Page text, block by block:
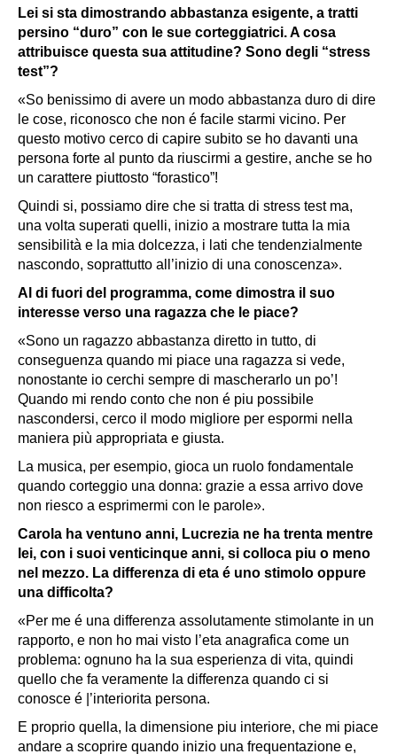
Lei si sta dimostrando abbastanza esigente, a tratti
persino “duro” con le sue corteggiatrici. A cosa
attribuisce questa sua attitudine? Sono degli “stress
test”?
«So benissimo di avere un modo abbastanza duro di dire
le cose, riconosco che non é facile starmi vicino. Per
questo motivo cerco di capire subito se ho davanti una
persona forte al punto da riuscirmi a gestire, anche se ho
un carattere piuttosto “forastico”!
Quindi si, possiamo dire che si tratta di stress test ma,
una volta superati quelli, inizio a mostrare tutta la mia
sensibilità e la mia dolcezza, i lati che tendenzialmente
nascondo, soprattutto all’inizio di una conoscenza».
Al di fuori del programma, come dimostra il suo
interesse verso una ragazza che le piace?
«Sono un ragazzo abbastanza diretto in tutto, di
conseguenza quando mi piace una ragazza si vede,
nonostante io cerchi sempre di mascherarlo un po’!
Quando mi rendo conto che non é piu possibile
nascondersi, cerco il modo migliore per espormi nella
maniera più appropriata e giusta.
La musica, per esempio, gioca un ruolo fondamentale
quando corteggio una donna: grazie a essa arrivo dove
non riesco a esprimermi con le parole».
Carola ha ventuno anni, Lucrezia ne ha trenta mentre
lei, con i suoi venticinque anni, si colloca piu o meno
nel mezzo. La differenza di eta é uno stimolo oppure
una difficolta?
«Per me é una differenza assolutamente stimolante in un
rapporto, e non ho mai visto l’eta anagrafica come un
problema: ognuno ha la sua esperienza di vita, quindi
quello che fa veramente la differenza quando ci si
conosce é |’interiorita persona.
E proprio quella, la dimensione piu interiore, che mi piace
andare a scoprire quando inizio una frequentazione e,